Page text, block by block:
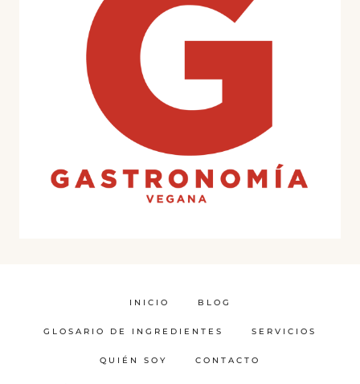
INICIO BLOG
GLOSARIO DE INGREDIENTES SERVICIOS
QUIÉN SOY CONTACTO